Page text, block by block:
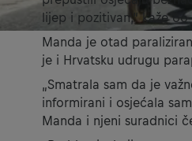
lijep i pozitivan,“ kaže
Manda je otad
je i Hrvatsku udrugu
„Smatrala sam da je
informirani i osjećala
Manda i njeni suradnici